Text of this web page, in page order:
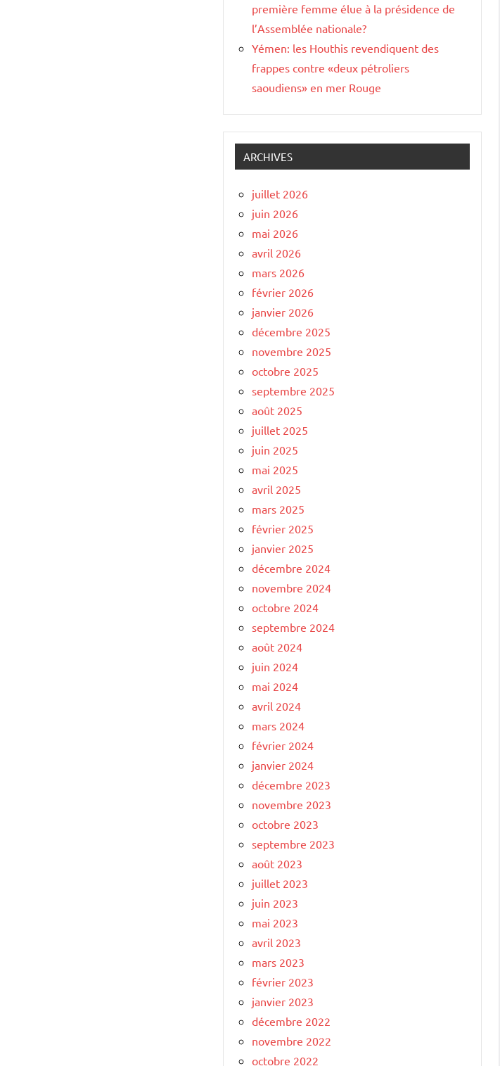
première femme élue à la présidence de
l’Assemblée nationale?
Yémen: les Houthis revendiquent des
frappes contre «deux pétroliers
saoudiens» en mer Rouge
ARCHIVES
juillet 2026
juin 2026
mai 2026
avril 2026
mars 2026
février 2026
janvier 2026
décembre 2025
novembre 2025
octobre 2025
septembre 2025
août 2025
juillet 2025
juin 2025
mai 2025
avril 2025
mars 2025
février 2025
janvier 2025
décembre 2024
novembre 2024
octobre 2024
septembre 2024
août 2024
juin 2024
mai 2024
avril 2024
mars 2024
février 2024
janvier 2024
décembre 2023
novembre 2023
octobre 2023
septembre 2023
août 2023
juillet 2023
juin 2023
mai 2023
avril 2023
mars 2023
février 2023
janvier 2023
décembre 2022
novembre 2022
octobre 2022